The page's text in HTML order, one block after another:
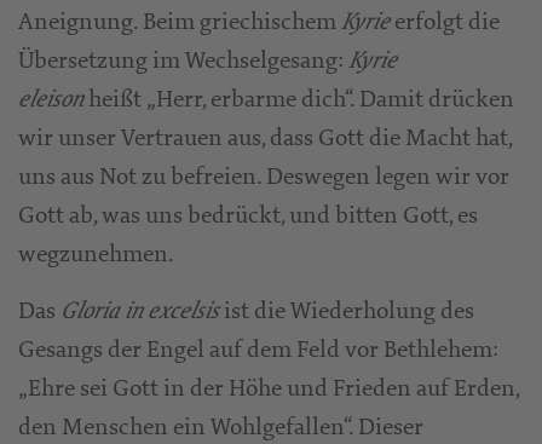
Aneignung. Beim griechischemKyrieerfolgt die
Übersetzung im Wechselgesang:Kyrie
eleisonheißt „Herr, erbarme dich“. Damit drücken
wir unser Vertrauen aus, dass Gott die Macht hat,
uns aus Not zu befreien. Deswegen legen wir vor
Gott ab, was uns bedrückt, und bitten Gott, es
wegzunehmen.
Das Gloria in excelsisist die Wiederholung des
Gesangs der Engel auf dem Feld vor Bethlehem:
„Ehre sei Gott in der Höhe und Frieden auf Erden,
den Menschen ein Wohlgefallen“. Dieser